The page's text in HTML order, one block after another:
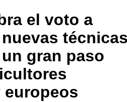
el voto a
gran paso
europeos